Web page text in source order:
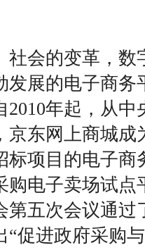
社会的变革，数
发展的电子商务
2010年起，从
京东网上商城成
标项目的电子商
购电子卖场试点
第五次会议通过
“促进政府采购